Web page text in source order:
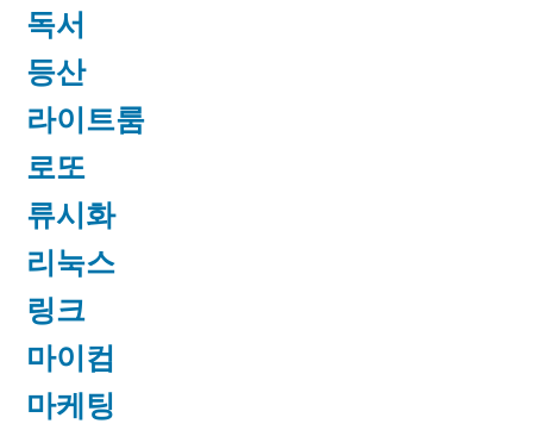
독서
등산
라이트룸
로또
류시화
리눅스
링크
마이컴
마케팅